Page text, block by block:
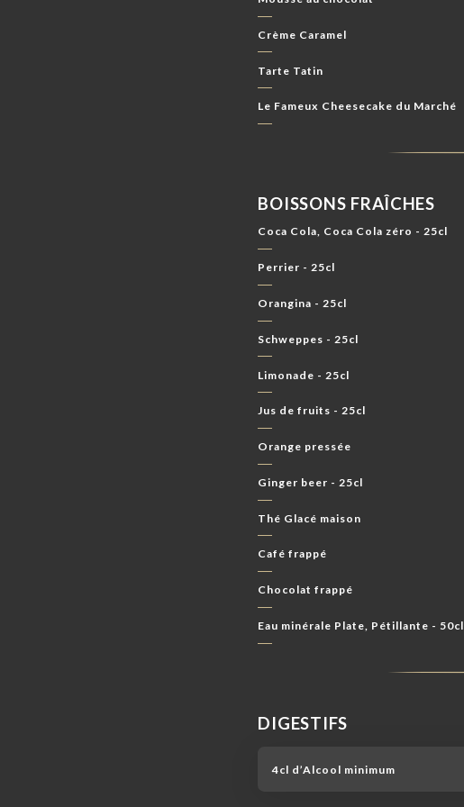
Crème Caramel
Tarte Tatin
Le Fameux Cheesecake du Marché
BOISSONS FRAÎCHES
Coca Cola, Coca Cola zéro - 25cl
Perrier - 25cl
Orangina - 25cl
Schweppes - 25cl
Limonade - 25cl
Jus de fruits - 25cl
Orange pressée
Ginger beer - 25cl
Thé Glacé maison
Café frappé
Chocolat frappé
Eau minérale Plate, Pétillante - 50cl
DIGESTIFS
4cl d’Alcool minimum